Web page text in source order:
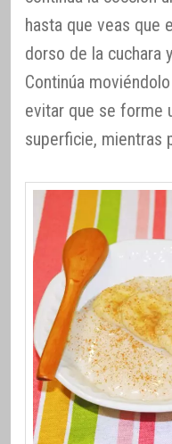
hasta que veas que
dorso de la cuchara
Continúa
evitar que se forme
superficie, mientras